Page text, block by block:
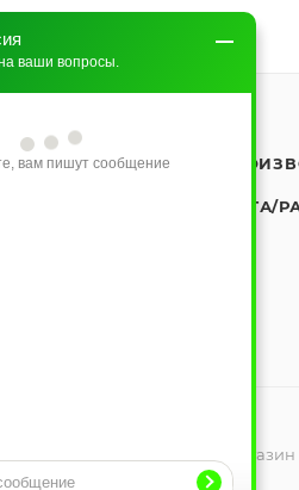
КАК КУПИТЬ
ОПЛАТА/
интернет магазин
ваши вопросы.
вам пишут сообщение